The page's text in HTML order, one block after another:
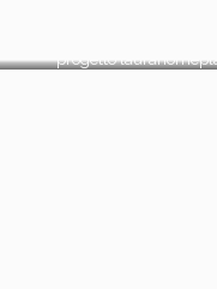
progetto